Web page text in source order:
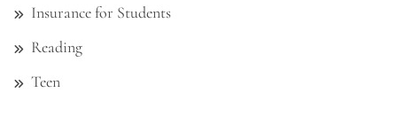
Insurance for Students
Reading
Teen